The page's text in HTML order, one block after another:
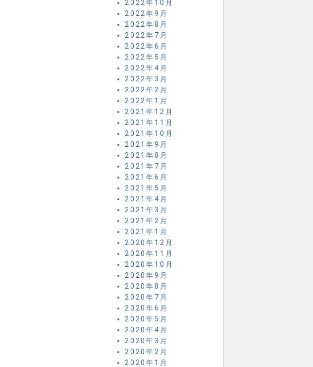
2022年10月
2022年9月
2022年8月
2022年7月
2022年6月
2022年5月
2022年4月
2022年3月
2022年2月
2022年1月
2021年12月
2021年11月
2021年10月
2021年9月
2021年8月
2021年7月
2021年6月
2021年5月
2021年4月
2021年3月
2021年2月
2021年1月
2020年12月
2020年11月
2020年10月
2020年9月
2020年8月
2020年7月
2020年6月
2020年5月
2020年4月
2020年3月
2020年2月
2020年1月